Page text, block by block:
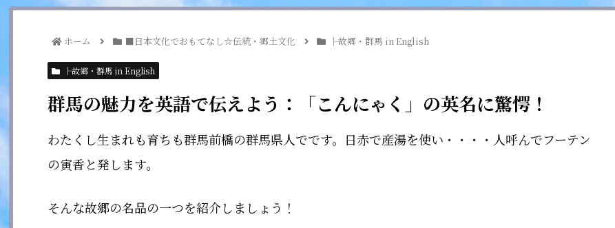
ホーム ■日本文化でおもてなし☆伝統・郷土文化 ├故郷・群馬 in English
├故郷・群馬 in English
群馬の魅力を英語で伝えよう：「こんにゃく」の英名に驚愕！
わたくし生まれも育ちも群馬前橋の群馬県人でです。日赤で産湯を使い・・・・人呼んでフーテン
の寅香と発します。
そんな故郷の名品の一つを紹介しましょう！